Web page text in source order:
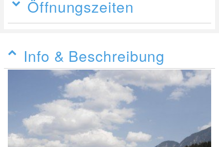
Öffnungszeiten
Info & Beschreibung